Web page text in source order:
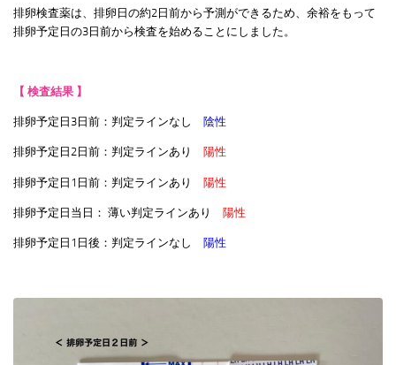
排卵検査薬は、排卵日の約2日前から予測ができるため、余裕をもって
排卵予定日の3日前から検査を始めることにしました。
【 検査結果 】
排卵予定日3日前：判定ラインなし 陰性
排卵予定日2日前：判定ラインあり 陽性
排卵予定日1日前：判定ラインあり 陽性
排卵予定日当日： 薄い判定ラインあり 陽性
排卵予定日1日後：判定ラインなし 陽性